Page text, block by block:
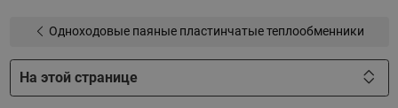
Одноходовые паяные пластинчатые теплообменники
На этой странице